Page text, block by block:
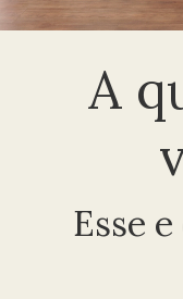
A
Esse